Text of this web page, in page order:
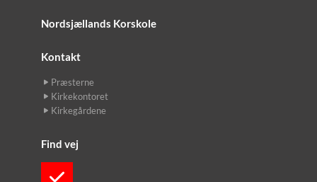
Nordsjællands Korskole
Kontakt
Præsterne
Kirkekontoret
Kirkegårdene
Find vej